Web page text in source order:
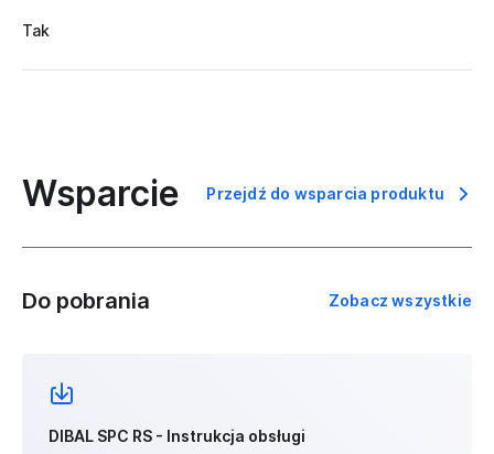
Tak
Wsparcie Przejdź do wsparcia produktu
Do pobrania Zobacz wszystkie
DIBAL SPC RS - Instrukcja obsługi